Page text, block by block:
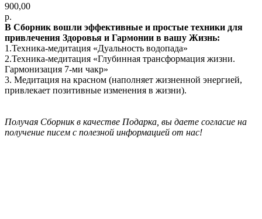
900,00
р.
В Сборник вошли эффективные и простые техники для
привлечения Здоровья и Гармонии в вашу Жизнь:
1.Техника-медитация «Дуальность водопада»
2.Техника-медитация «Глубинная трансформация жизни.
Гармонизация 7-ми чакр»
3. Медитация на красном (наполняет жизненной энергией,
привлекает позитивные изменения в жизни).
Получая Сборник в качестве Подарка, вы даете согласие на
получение писем с полезной информацией от нас!